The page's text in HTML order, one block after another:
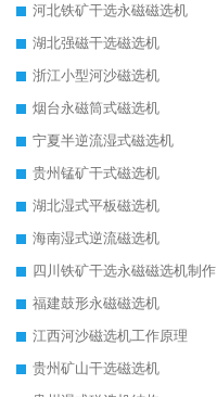
河北铁矿干选永磁磁选机
湖北强磁干选磁选机
浙江小型河沙磁选机
烟台永磁筒式磁选机
宁夏半逆流湿式磁选机
贵州锰矿干式磁选机
湖北湿式平板磁选机
海南湿式逆流磁选机
四川铁矿干选永磁磁选机制作
福建鼓形永磁磁选机
江西河沙磁选机工作原理
贵州矿山干选磁选机